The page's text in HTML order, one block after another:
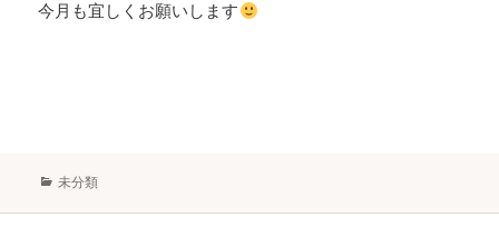
今月も宜しくお願いします
カ
未分類